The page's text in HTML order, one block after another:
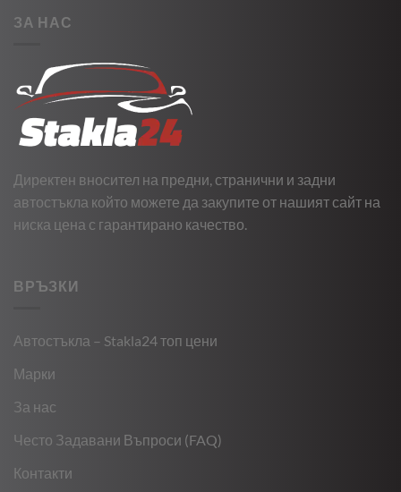
ЗА НАС
Директен вносител на предни, странични и задни
автостъкла който можете да закупите от нашият сайт на
ниска цена с гарантирано качество.
ВРЪЗКИ
Автостъкла – Stakla24 топ цени
Марки
За нас
Често Задавани Въпроси (FAQ)
Контакти